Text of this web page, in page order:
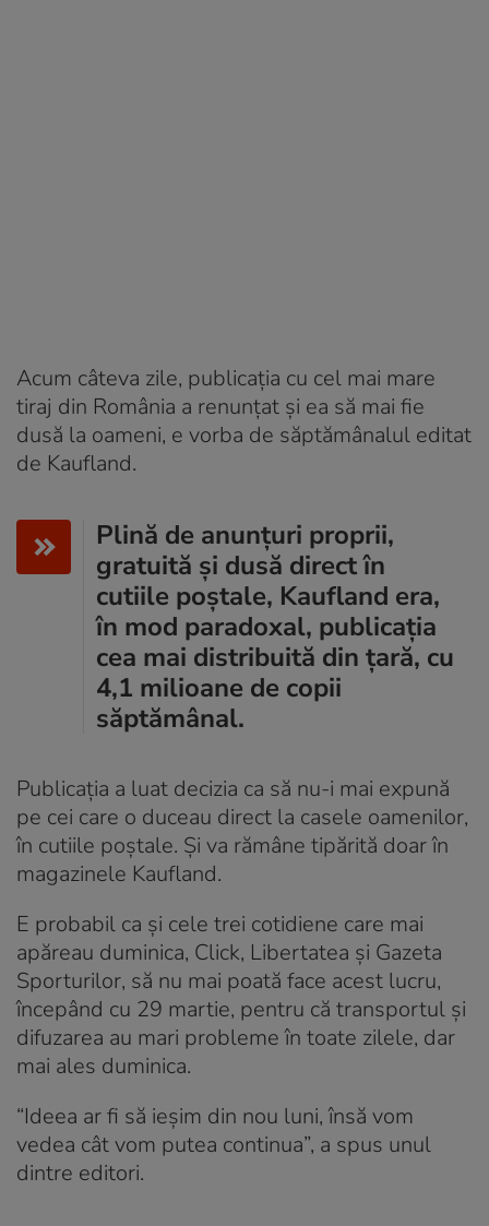
Acum câteva zile, publicația cu cel mai mare
tiraj din România a renunțat și ea să mai fie
dusă la oameni, e vorba de săptămânalul editat
de Kaufland.
Plină de anunțuri proprii,
gratuită și dusă direct în
cutiile poștale, Kaufland era,
în mod paradoxal, publicația
cea mai distribuită din țară, cu
4,1 milioane de copii
săptămânal.
Publicația a luat decizia ca să nu-i mai expună
pe cei care o duceau direct la casele oamenilor,
în cutiile poștale. Și va rămâne tipărită doar în
magazinele Kaufland.
E probabil ca și cele trei cotidiene care mai
apăreau duminica, Click, Libertatea și Gazeta
Sporturilor, să nu mai poată face acest lucru,
începând cu 29 martie, pentru că transportul și
difuzarea au mari probleme în toate zilele, dar
mai ales duminica.
“Ideea ar fi să ieșim din nou luni, însă vom
vedea cât vom putea continua”, a spus unul
dintre editori.